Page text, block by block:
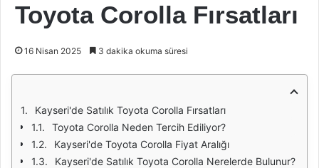
Toyota Corolla Fırsatları
16 Nisan 2025 3 dakika okuma süresi
Kayseri'de Satılık Toyota Corolla Fırsatları
Toyota Corolla Neden Tercih Ediliyor?
Kayseri'de Toyota Corolla Fiyat Aralığı
Kayseri'de Satılık Toyota Corolla Nerelerde Bulunur?